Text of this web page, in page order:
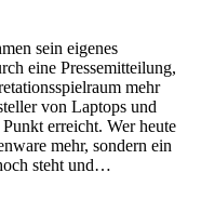
sein eigenes
eine Pressemitteilung,
mehr
von Laptops und
erreicht. Wer heute
mehr, sondern ein
steht und…